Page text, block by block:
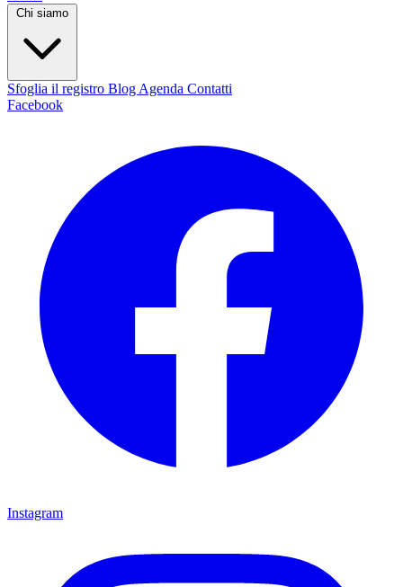
Chi siamo
Sfoglia il registro Blog Agenda Contatti
Facebook
Instagram